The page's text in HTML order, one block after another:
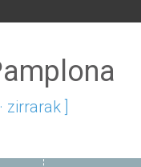
zirrarak ]